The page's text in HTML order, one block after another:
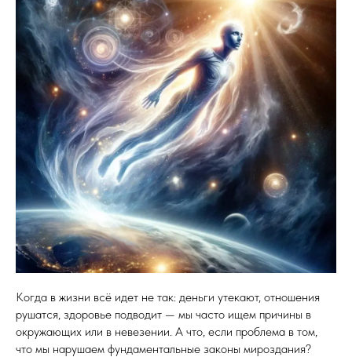
Когда в жизни всё идет не так: деньги утекают, отношения
рушатся, здоровье подводит — мы часто ищем причины в
окружающих или в невезении. А что, если проблема в том,
что мы нарушаем фундаментальные законы мироздания?